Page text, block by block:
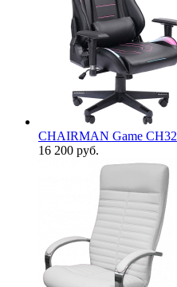
CHAIRMAN Game CH32
16 200 руб.